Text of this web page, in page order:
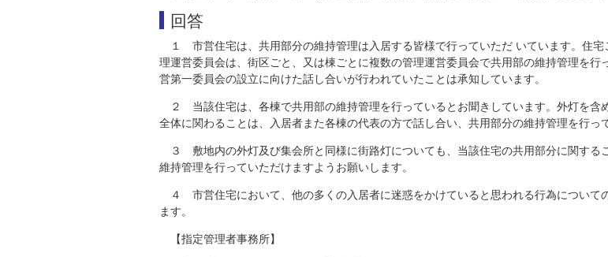
回答
１ 市営住宅は、共用部分の維持管理は入居する皆様で行っていただ いています。住
理運営委員会は、街区ごと、又は棟ごとに複数の管理運営委員会で共用部の維持管理を
営第一委員会の設立に向けた話し合いが行われていたことは承知しています。
２ 当該住宅は、各棟で共用部の維持管理を行っているとお聞きしています。外灯を
全体に関わることは、入居者また各棟の代表の方で話し合い、共用部分の維持管理を行っ
３ 敷地内の外灯及び集会所と同様に街路灯についても、当該住宅の共用部分に関す
維持管理を行っていただけますようお願いします。
４ 市営住宅において、他の多くの入居者に迷惑をかけていると思われる行為につい
ます。
【指定管理者事務所】